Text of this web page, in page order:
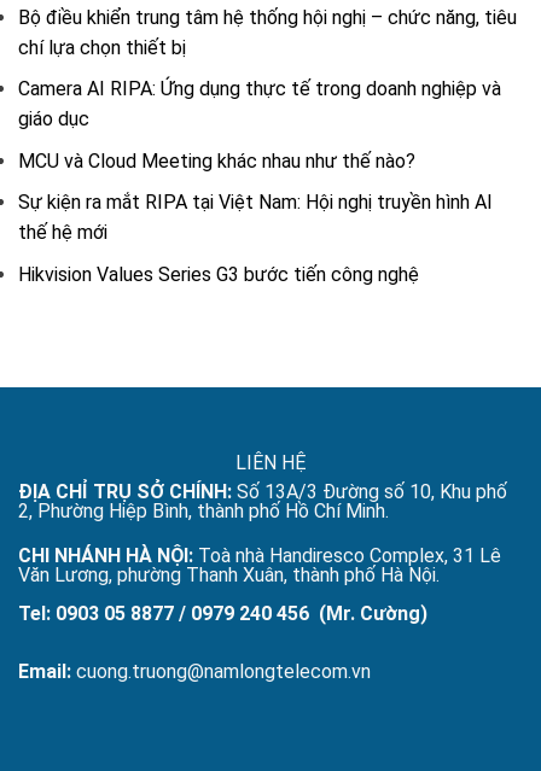
Bộ điều khiển trung tâm hệ thống hội nghị – chức năng, tiêu
chí lựa chọn thiết bị
Camera AI RIPA: Ứng dụng thực tế trong doanh nghiệp và
giáo dục
MCU và Cloud Meeting khác nhau như thế nào?
Sự kiện ra mắt RIPA tại Việt Nam: Hội nghị truyền hình AI
thế hệ mới
Hikvision Values Series G3 bước tiến công nghệ
LIÊN HỆ
ĐỊA CHỈ TRỤ SỞ CHÍNH: Số 13A/3 Đường số 10, Khu phố
2, Phường Hiệp Bình, thành phố Hồ Chí Minh.
CHI NHÁNH HÀ NỘI: Toà nhà Handiresco Complex, 31 Lê
Văn Lương, phường Thanh Xuân, thành phố Hà Nội.
Tel: 0903 05 8877 / 0979 240 456 (Mr. Cường)
Email: cuong.truong@namlongtelecom.vn